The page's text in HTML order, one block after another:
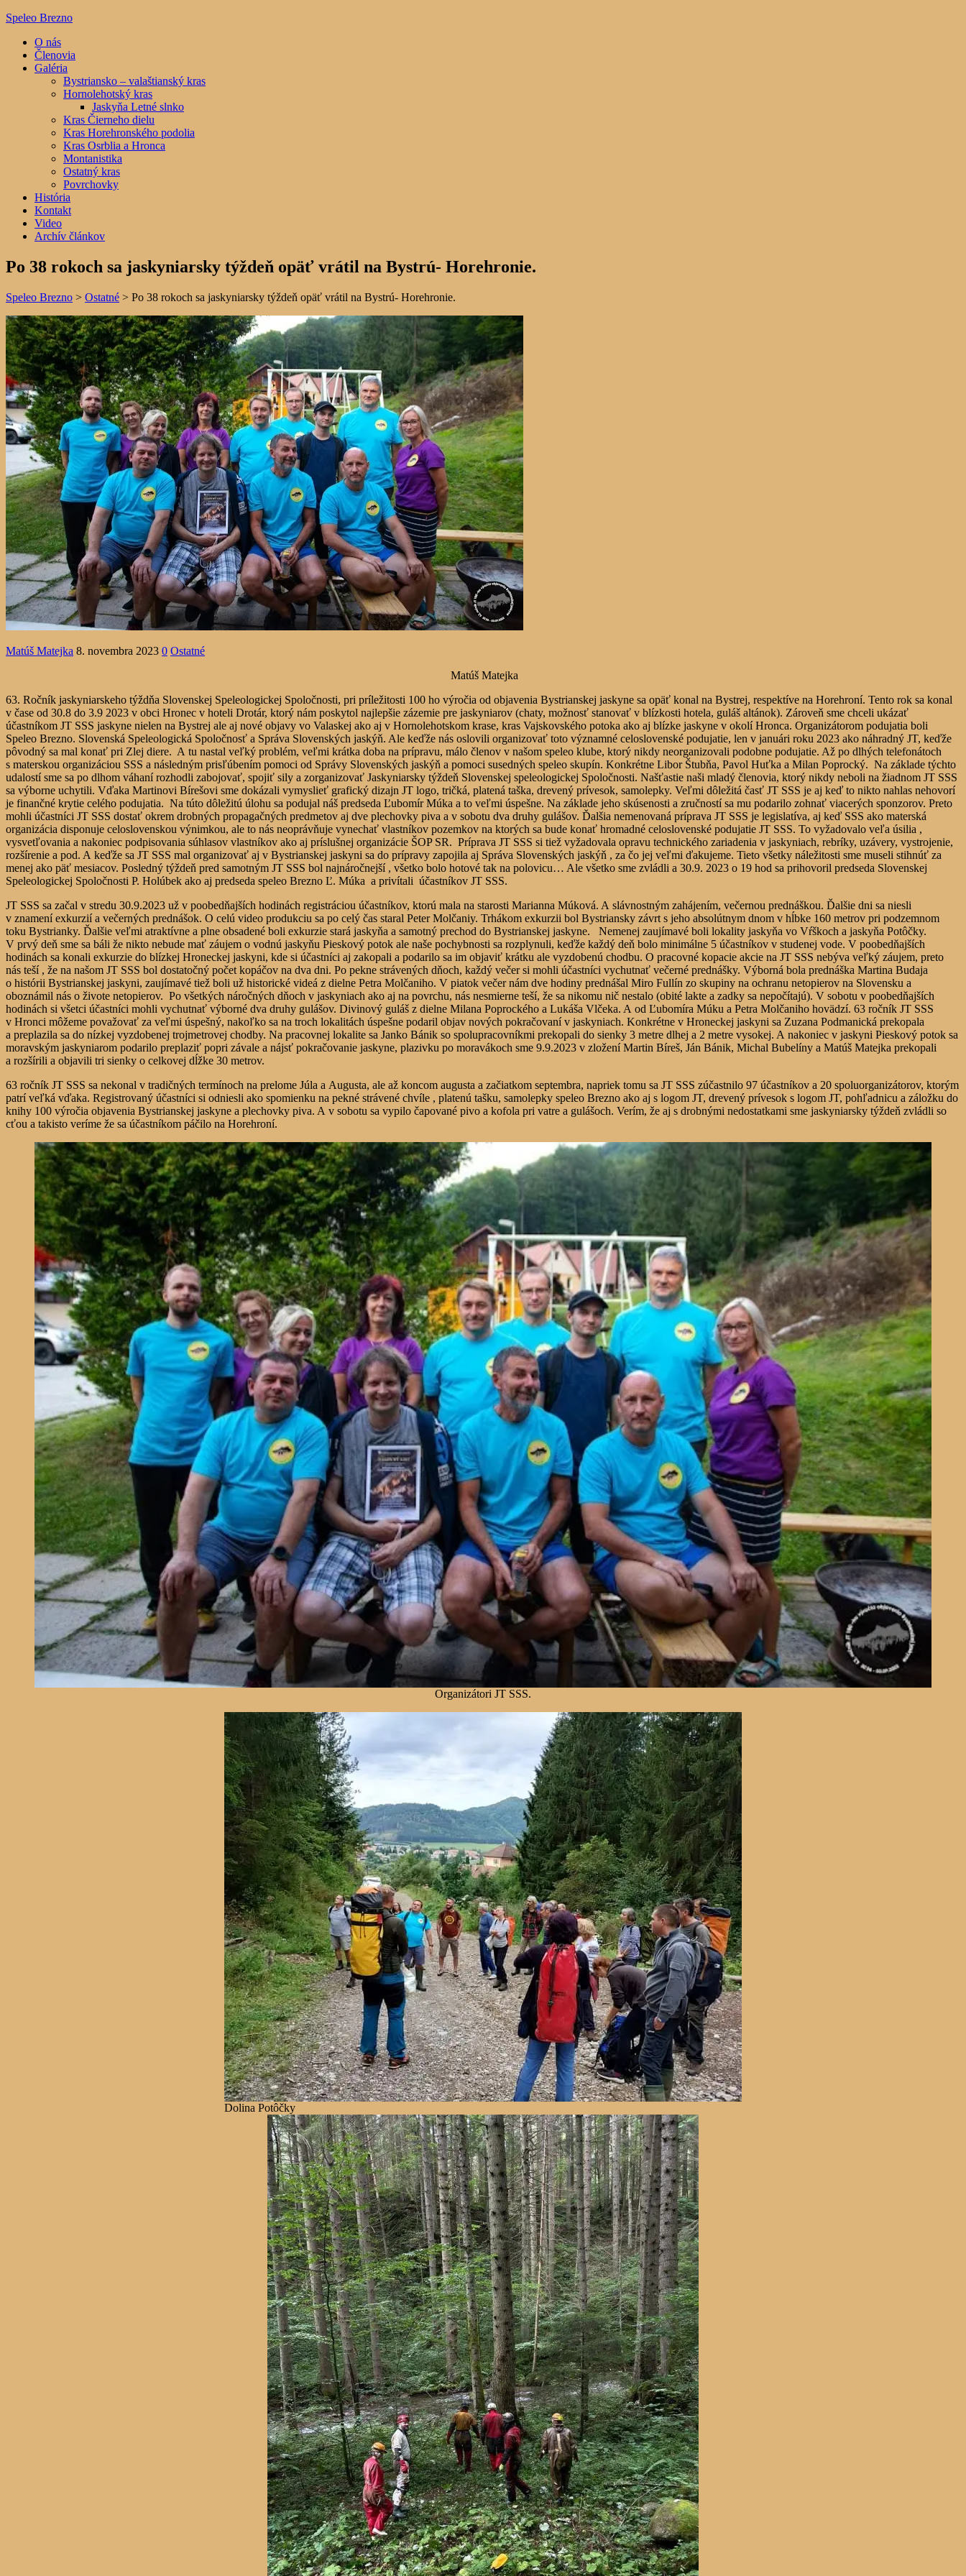
Speleo Brezno
O nás
Členovia
Galéria
Bystriansko – valaštianský kras
Hornolehotský kras
Jaskyňa Letné slnko
Kras Čierneho dielu
Kras Horehronského podolia
Kras Osrblia a Hronca
Montanistika
Ostatný kras
Povrchovky
História
Kontakt
Video
Archív článkov
Po 38 rokoch sa jaskyniarsky týždeň opäť vrátil na Bystrú- Horehronie.
Speleo Brezno > Ostatné > Po 38 rokoch sa jaskyniarsky týždeň opäť vrátil na Bystrú- Horehronie.
Matúš Matejka 8. novembra 2023 0 Ostatné
Matúš Matejka
63. Ročník jaskyniarskeho týždňa Slovenskej Speleologickej Spoločnosti, pri príležitosti 100 ho výročia od objavenia Bystrianskej jaskyne sa opäť konal na Bystrej, respektíve na Horehroní. Tento rok sa konal
v čase od 30.8 do 3.9 2023 v obci Hronec v hoteli Drotár, ktorý nám poskytol najlepšie zázemie pre jaskyniarov (chaty, možnosť stanovať v blízkosti hotela, guláš altánok). Zároveň sme chceli ukázať
účastníkom JT SSS jaskyne nielen na Bystrej ale aj nové objavy vo Valaskej ako aj v Hornolehotskom krase, kras Vajskovského potoka ako aj blízke jaskyne v okolí Hronca. Organizátorom podujatia boli
Speleo Brezno. Slovenská Speleologická Spoločnosť a Správa Slovenských jaskýň. Ale keďže nás oslovili organizovať toto významné celoslovenské podujatie, len v januári roku 2023 ako náhradný JT, keďže
pôvodný sa mal konať pri Zlej diere. A tu nastal veľký problém, veľmi krátka doba na prípravu, málo členov v našom speleo klube, ktorý nikdy neorganizovali podobne podujatie. Až po dlhých telefonátoch
s materskou organizáciou SSS a následným prisľúbením pomoci od Správy Slovenských jaskýň a pomoci susedných speleo skupín. Konkrétne Libor Štubňa, Pavol Huťka a Milan Poprocký. Na základe týchto
udalostí sme sa po dlhom váhaní rozhodli zabojovať, spojiť sily a zorganizovať Jaskyniarsky týždeň Slovenskej speleologickej Spoločnosti. Našťastie naši mladý členovia, ktorý nikdy neboli na žiadnom JT SSS
sa výborne uchytili. Vďaka Martinovi Bírešovi sme dokázali vymyslieť grafický dizajn JT logo, tričká, platená taška, drevený prívesok, samolepky. Veľmi dôležitá časť JT SSS je aj keď to nikto nahlas nehovorí
je finančné krytie celého podujatia. Na túto dôležitú úlohu sa podujal náš predseda Ľubomír Múka a to veľmi úspešne. Na základe jeho skúsenosti a zručností sa mu podarilo zohnať viacerých sponzorov. Preto
mohli účastníci JT SSS dostať okrem drobných propagačných predmetov aj dve plechovky piva a v sobotu dva druhy gulášov. Ďalšia nemenovaná príprava JT SSS je legislatíva, aj keď SSS ako materská
organizácia disponuje celoslovenskou výnimkou, ale to nás neoprávňuje vynechať vlastníkov pozemkov na ktorých sa bude konať hromadné celoslovenské podujatie JT SSS. To vyžadovalo veľa úsilia ,
vysvetľovania a nakoniec podpisovania súhlasov vlastníkov ako aj príslušnej organizácie ŠOP SR. Príprava JT SSS si tiež vyžadovala opravu technického zariadenia v jaskyniach, rebríky, uzávery, vystrojenie,
rozšírenie a pod. A keďže sa JT SSS mal organizovať aj v Bystrianskej jaskyni sa do prípravy zapojila aj Správa Slovenských jaskýň , za čo jej veľmi ďakujeme. Tieto všetky náležitosti sme museli stihnúť za
menej ako päť mesiacov. Posledný týždeň pred samotným JT SSS bol najnáročnejší , všetko bolo hotové tak na polovicu… Ale všetko sme zvládli a 30.9. 2023 o 19 hod sa prihovoril predseda Slovenskej
Speleologickej Spoločnosti P. Holúbek ako aj predseda speleo Brezno Ľ. Múka a privítali účastníkov JT SSS.
JT SSS sa začal v stredu 30.9.2023 už v poobedňajších hodinách registráciou účastníkov, ktorú mala na starosti Marianna Múková. A slávnostným zahájením, večernou prednáškou. Ďalšie dni sa niesli
v znamení exkurzií a večerných prednášok. O celú video produkciu sa po celý čas staral Peter Molčaniy. Trhákom exkurzii bol Bystriansky závrt s jeho absolútnym dnom v hĺbke 160 metrov pri podzemnom
toku Bystrianky. Ďalšie veľmi atraktívne a plne obsadené boli exkurzie stará jaskyňa a samotný prechod do Bystrianskej jaskyne. Nemenej zaujímavé boli lokality jaskyňa vo Vŕškoch a jaskyňa Potôčky.
V prvý deň sme sa báli že nikto nebude mať záujem o vodnú jaskyňu Pieskový potok ale naše pochybnosti sa rozplynuli, keďže každý deň bolo minimálne 5 účastníkov v studenej vode. V poobedňajších
hodinách sa konali exkurzie do blízkej Hroneckej jaskyni, kde si účastníci aj zakopali a podarilo sa im objaviť krátku ale vyzdobenú chodbu. O pracovné kopacie akcie na JT SSS nebýva veľký záujem, preto
nás teší , že na našom JT SSS bol dostatočný počet kopáčov na dva dni. Po pekne strávených dňoch, každý večer si mohli účastníci vychutnať večerné prednášky. Výborná bola prednáška Martina Budaja
o histórii Bystrianskej jaskyni, zaujímavé tiež boli už historické videá z dielne Petra Molčaniho. V piatok večer nám dve hodiny prednášal Miro Fullín zo skupiny na ochranu netopierov na Slovensku a
oboznámil nás o živote netopierov. Po všetkých náročných dňoch v jaskyniach ako aj na povrchu, nás nesmierne teší, že sa nikomu nič nestalo (obité lakte a zadky sa nepočítajú). V sobotu v poobedňajších
hodinách si všetci účastníci mohli vychutnať výborné dva druhy gulášov. Divinový guláš z dielne Milana Poprockého a Lukáša Vlčeka. A od Ľubomíra Múku a Petra Molčaniho hovädzí. 63 ročník JT SSS
v Hronci môžeme považovať za veľmi úspešný, nakoľko sa na troch lokalitách úspešne podaril objav nových pokračovaní v jaskyniach. Konkrétne v Hroneckej jaskyni sa Zuzana Podmanická prekopala
a preplazila sa do nízkej vyzdobenej trojmetrovej chodby. Na pracovnej lokalite sa Janko Bánik so spolupracovníkmi prekopali do sienky 3 metre dlhej a 2 metre vysokej. A nakoniec v jaskyni Pieskový potok sa
moravským jaskyniarom podarilo preplaziť popri závale a nájsť pokračovanie jaskyne, plazivku po moravákoch sme 9.9.2023 v zložení Martin Bíreš, Ján Bánik, Michal Bubelíny a Matúš Matejka prekopali
a rozšírili a objavili tri sienky o celkovej dĺžke 30 metrov.
63 ročník JT SSS sa nekonal v tradičných termínoch na prelome Júla a Augusta, ale až koncom augusta a začiatkom septembra, napriek tomu sa JT SSS zúčastnilo 97 účastníkov a 20 spoluorganizátorov, ktorým
patrí veľká vďaka. Registrovaný účastníci si odniesli ako spomienku na pekné strávené chvíle , platenú tašku, samolepky speleo Brezno ako aj s logom JT, drevený prívesok s logom JT, pohľadnicu a záložku do
knihy 100 výročia objavenia Bystrianskej jaskyne a plechovky piva. A v sobotu sa vypilo čapované pivo a kofola pri vatre a gulášoch. Verím, že aj s drobnými nedostatkami sme jaskyniarsky týždeň zvládli so
cťou a takisto veríme že sa účastníkom páčilo na Horehroní.
Organizátori JT SSS.
Dolina Potôčky